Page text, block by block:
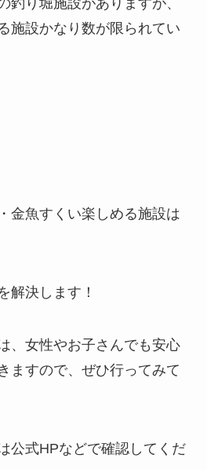
釣り堀施設がありますが、
施設かなり数が限られてい
金魚すくい楽しめる施設は
解決します！
、女性やお子さんでも安心
ますので、ぜひ行ってみて
公式HPなどで確認してくだ